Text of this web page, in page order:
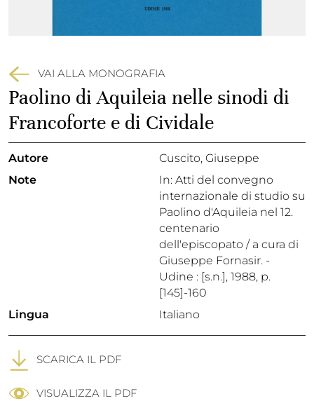
VAI ALLA MONOGRAFIA
Paolino di Aquileia nelle sinodi di
Francoforte e di Cividale
Autore
Cuscito, Giuseppe
Note
In: Atti del convegno
internazionale di studio su
Paolino d'Aquileia nel 12.
centenario
dell'episcopato / a cura di
Giuseppe Fornasir. -
Udine : [s.n.], 1988, p.
[145]-160
Lingua
Italiano
SCARICA IL PDF
VISUALIZZA IL PDF